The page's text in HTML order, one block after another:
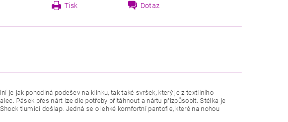
Tisk Dotaz
je jak pohodlná podešev na klínku, tak také svršek, který je z textilního
Pásek přes nárt lze dle potřeby přitáhnout a nártu přizpůsobit. Stélka je
tlumící došlap. Jedná se o lehké komfortní pantofle, které na nohou